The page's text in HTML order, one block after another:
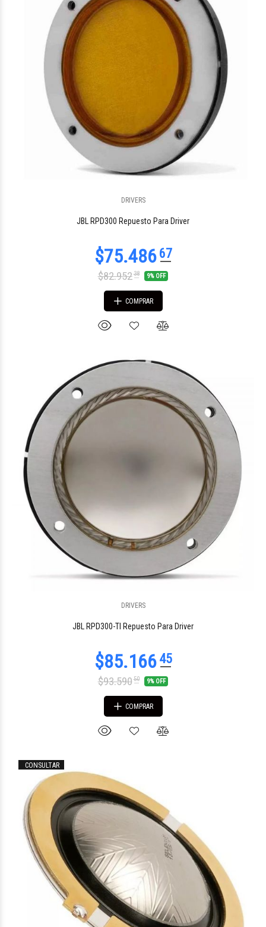
DRIVERS
JBL RPD300 Repuesto Para Driver
$82.95238 9% OFF
COMPRAR
DRIVERS
JBL RPD300-TI Repuesto Para Driver
$93.59050 9% OFF
COMPRAR
CONSULTAR
$161.40245
$23.84200
$19.912